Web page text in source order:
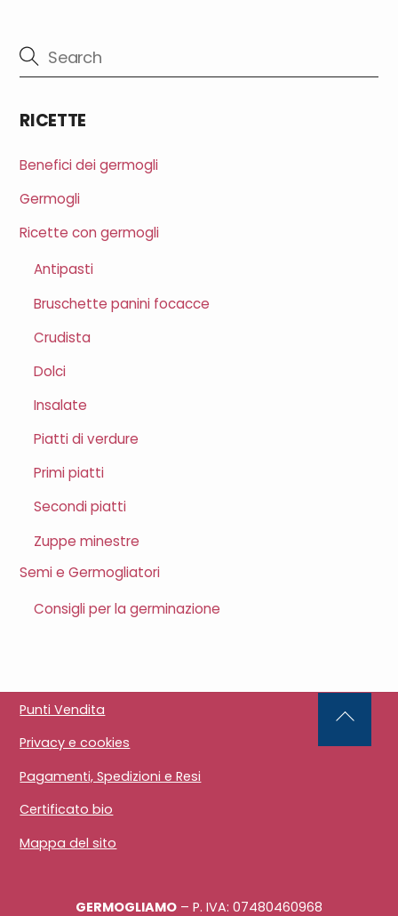
RICETTE
Benefici dei germogli
Germogli
Ricette con germogli
Antipasti
Bruschette panini focacce
Crudista
Dolci
Insalate
Piatti di verdure
Primi piatti
Secondi piatti
Zuppe minestre
Semi e Germogliatori
Consigli per la germinazione
Punti Vendita
Privacy e cookies
Pagamenti, Spedizioni e Resi
Certificato bio
Mappa del sito
GERMOGLIAMO – P. IVA: 07480460968